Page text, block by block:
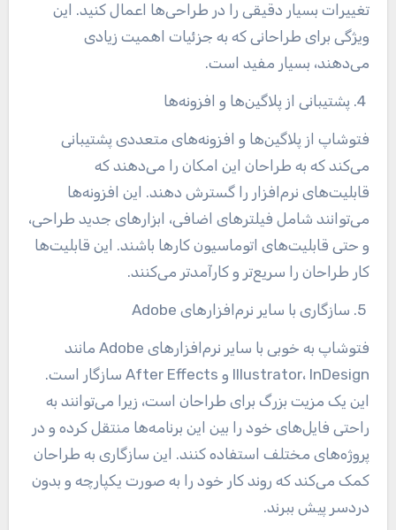
تغییرات بسیار دقیقی را در طراحی‌ها اعمال کنید. این
ویژگی برای طراحانی که به جزئیات اهمیت زیادی
می‌دهند، بسیار مفید است.
فتوشاپ از پلاگین‌ها و افزونه‌های متعددی پشتیبانی
می‌کند که به طراحان این امکان را می‌دهند که
قابلیت‌های نرم‌افزار را گسترش دهند. این افزونه‌ها
می‌توانند شامل فیلترهای اضافی، ابزارهای جدید طراحی،
و حتی قابلیت‌های اتوماسیون کارها باشند. این قابلیت‌ها
کار طراحان را سریع‌تر و کارآمدتر می‌کنند.
Adobe
فتوشاپ به خوبی با سایر نرم‌افزارهای Adobe مانند
Illustrator، InDesign و
After Effects سازگار است.
این یک مزیت بزرگ برای طراحان است، زیرا می‌توانند به
راحتی فایل‌های خود را بین این برنامه‌ها منتقل کرده و در
پروژه‌های مختلف استفاده کنند. این سازگاری به طراحان
کمک می‌کند که روند کار خود را به صورت یکپارچه و بدون
دردسر پیش ببرند.